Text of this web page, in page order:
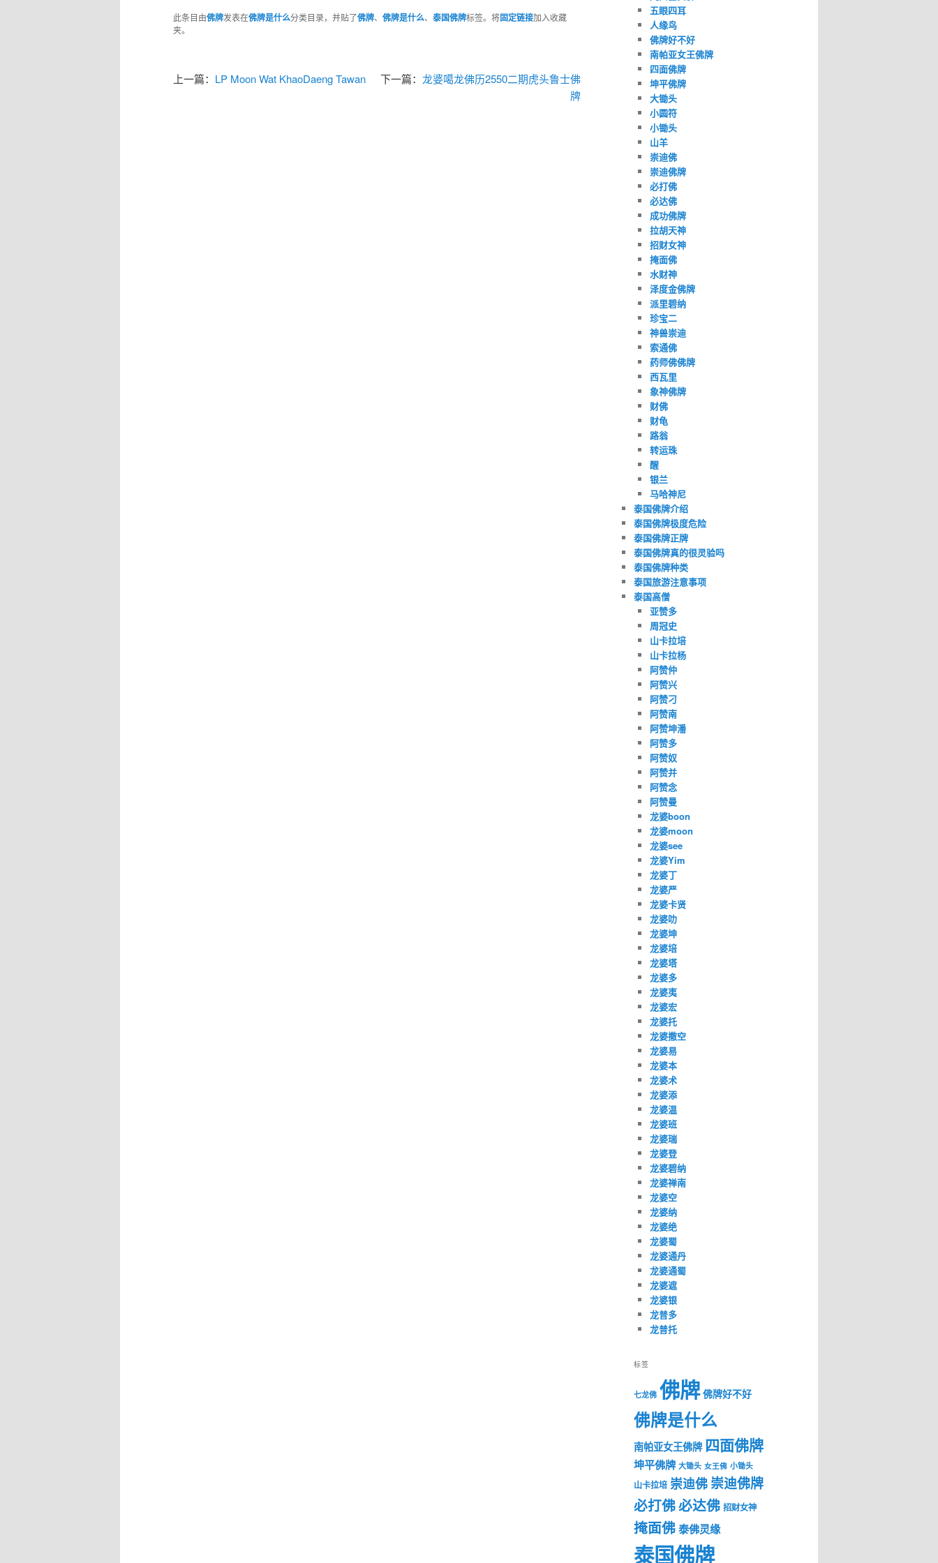
此条目由佛牌发表在佛牌是什么分类目录，并贴了佛牌、 佛牌是什么、 泰国佛牌标签。将固定链接加入收藏
夹。
上一篇： LP Moon Wat KhaoDaeng Tawan 下一篇： 龙婆噶龙佛历2550二期虎头鲁士佛
牌
五眼四耳
人缘鸟
佛牌好不好
南帕亚女王佛牌
四面佛牌
坤平佛牌
大锄头
小圆符
小锄头
山羊
崇迪佛
崇迪佛牌
必打佛
必达佛
成功佛牌
拉胡天神
招财女神
掩面佛
水财神
泽度金佛牌
派里碧纳
珍宝二
神兽崇迪
索通佛
药师佛佛牌
西瓦里
象神佛牌
财佛
财龟
路翁
转运珠
醒
银兰
马哈神尼
泰国佛牌介绍
泰国佛牌极度危险
泰国佛牌正牌
泰国佛牌真的很灵验吗
泰国佛牌种类
泰国旅游注意事项
泰国高僧
亚赞多
周冠史
山卡拉培
山卡拉杨
阿赞仲
阿赞兴
阿赞刁
阿赞南
阿赞坤潘
阿赞多
阿赞奴
阿赞并
阿赞念
阿赞曼
龙婆boon
龙婆moon
龙婆see
龙婆Yim
龙婆丁
龙婆严
龙婆卡贤
龙婆叻
龙婆坤
龙婆培
龙婆塔
龙婆多
龙婆夷
龙婆宏
龙婆托
龙婆撒空
龙婆易
龙婆本
龙婆术
龙婆添
龙婆温
龙婆班
龙婆瑞
龙婆登
龙婆碧纳
龙婆禅南
龙婆空
龙婆纳
龙婆绝
龙婆蜀
龙婆通丹
龙婆通蜀
龙婆遮
龙婆银
龙普多
龙普托
标签
七龙佛 佛牌 佛牌好不好
佛牌是什么
南帕亚女王佛牌 四面佛牌
坤平佛牌 大锄头 女王佛 小锄头
山卡拉培 崇迪佛崇迪佛牌
必打佛必达佛 招财女神
掩面佛泰佛灵缘
泰国佛牌